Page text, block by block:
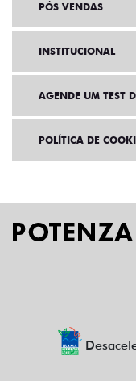
PÓS VENDAS
INSTITUCIONAL
AGENDE UM TEST
POLÍTICA DE